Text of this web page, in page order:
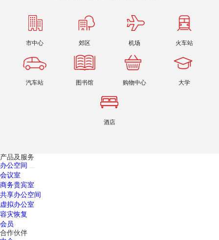
市中心 郊区 机场 火车站
汽车站 图书馆 购物中心 大学
酒店
产品及服务
办公空间
会议室
商务贵宾室
共享办公空间
虚拟办公室
容灾恢复
会员
合作伙伴